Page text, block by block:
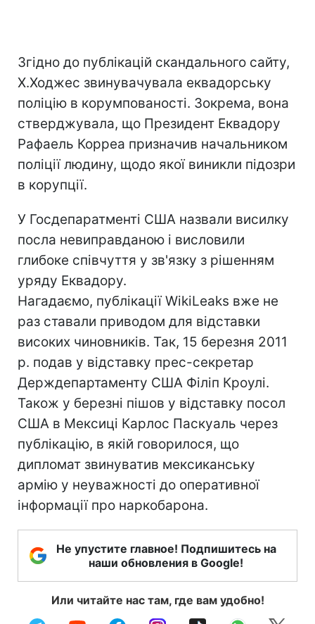
Згідно до публікацій скандального сайту,
Х.Ходжес звинувачувала еквадорську
поліцію в корумпованості. Зокрема, вона
стверджувала, що Президент Еквадору
Рафаель Корреа призначив начальником
поліції людину, щодо якої виникли підозри
в корупції.
У Госдепаратменті США назвали висилку
посла невиправданою і висловили
глибоке співчуття у зв'язку з рішенням
уряду Еквадору.
Нагадаємо, публікації WikiLeaks вже не
раз ставали приводом для відставки
високих чиновників. Так, 15 березня 2011
р. подав у відставку прес-секретар
Держдепартаменту США Філіп Кроулі.
Також у березні пішов у відставку посол
США в Мексиці Карлос Паскуаль через
публікацію, в якій говорилося, що
дипломат звинуватив мексиканську
армію у неуважності до оперативної
інформації про наркобарона.
Не упустите главное! Подпишитесь на
наши обновления в Google!
Или читайте нас там, где вам удобно!